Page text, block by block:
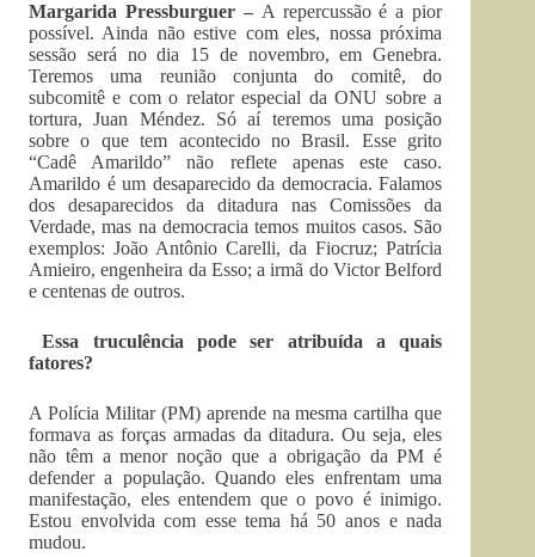
Margarida Pressburguer –A repercussão é a pior
possível. Ainda não estive com eles, nossa próxima
sessão será no dia 15 de novembro, em Genebra.
Teremos uma reunião conjunta do comitê, do
subcomitê e com o relator especial da ONU sobre a
tortura, Juan Méndez. Só aí teremos uma posição
sobre o que tem acontecido no Brasil. Esse grito
“Cadê Amarildo” não reflete apenas este caso.
Amarildo é um desaparecido da democracia. Falamos
dos desaparecidos da ditadura nas Comissões da
Verdade, mas na democracia temos muitos casos. São
exemplos: João Antônio Carelli, da Fiocruz; Patrícia
Amieiro, engenheira da Esso; a irmã do Victor Belford
e centenas de outros.
Essa truculência pode ser atribuída a quais
fatores?
A Polícia Militar (PM) aprende na mesma cartilha que
formava as forças armadas da ditadura. Ou seja, eles
não têm a menor noção que a obrigação da PM é
defender a população. Quando eles enfrentam uma
manifestação, eles entendem que o povo é inimigo.
Estou envolvida com esse tema há 50 anos e nada
mudou.